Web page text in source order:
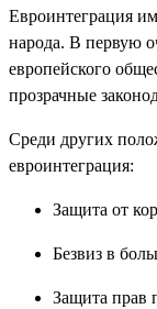
Евроинтеграция
народа. В первую
европейского
прозрачные
Среди других
евроинтеграция:
Защита от
Безвиз в
Защита прав